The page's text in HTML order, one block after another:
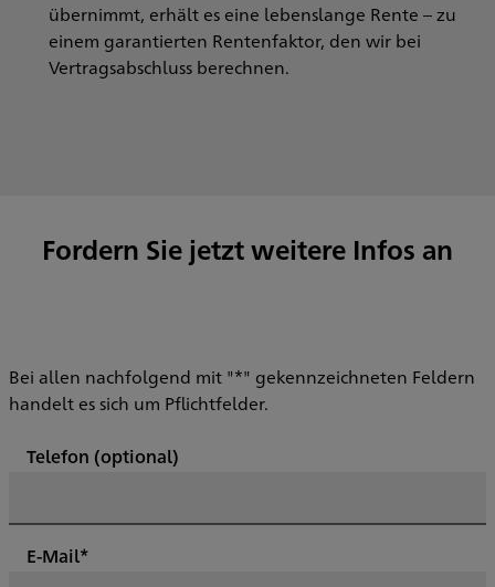
übernimmt, erhält es eine lebenslange Rente – zu
einem garantierten Rentenfaktor, den wir bei
Vertragsabschluss berechnen.
Fordern Sie jetzt weitere Infos an
Bei allen nachfolgend mit "*" gekennzeichneten Feldern
handelt es sich um Pflichtfelder.
Telefon (optional)
E-Mail*